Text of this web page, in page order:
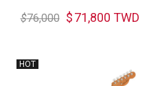
電木吉他
$76,000 $71,800 TWD